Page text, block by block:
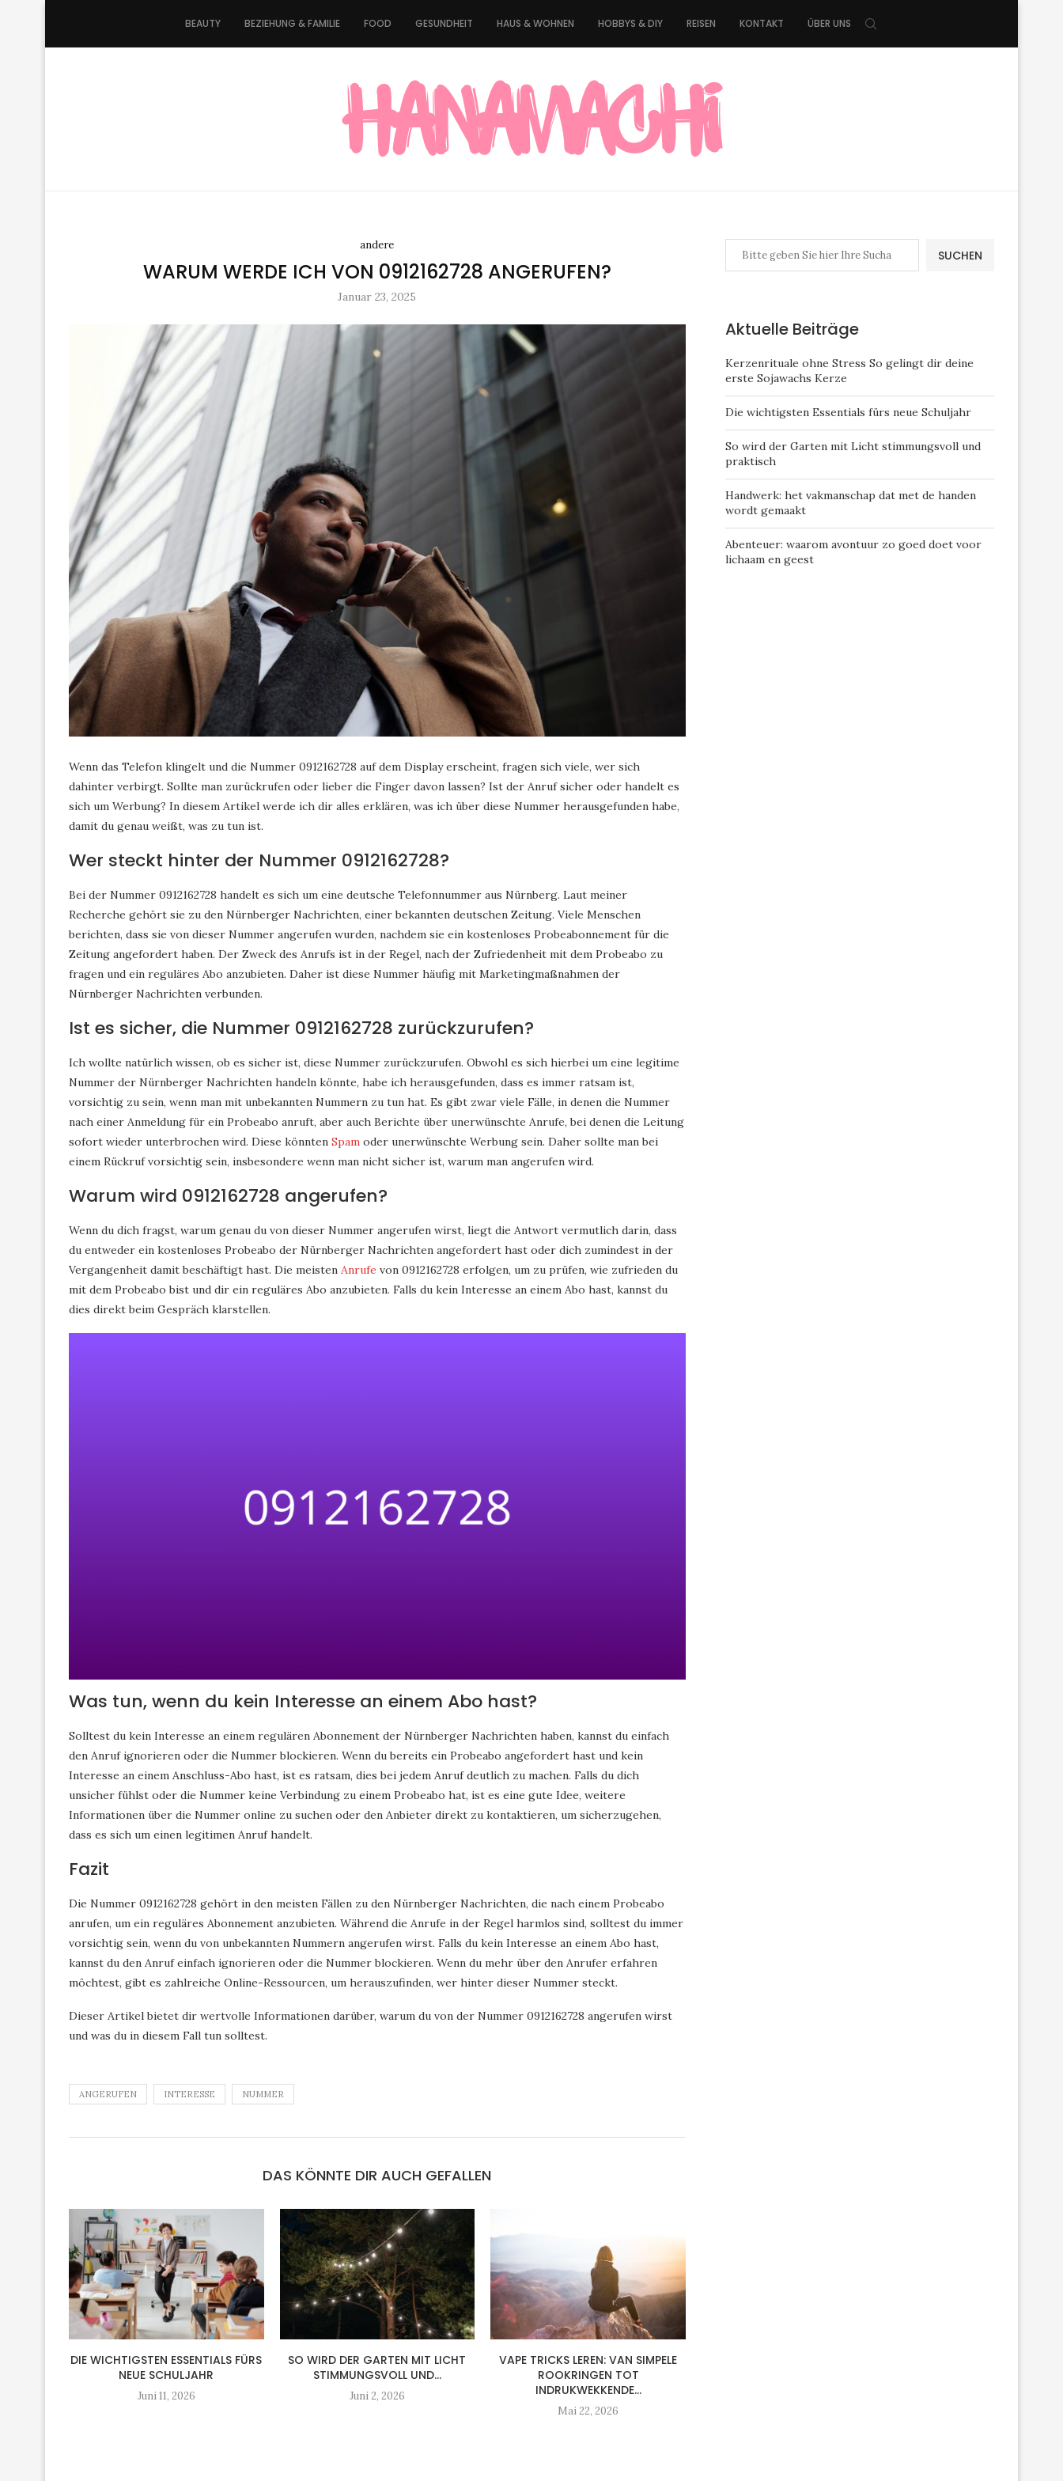
BEAUTY BEZIEHUNG & FAMILIE FOOD GESUNDHEIT HAUS & WOHNEN HOBBYS & DIY REISEN KONTAKT ÜBER UNS
andere
WARUM WERDE ICH VON 0912162728 ANGERUFEN?
Januar 23, 2025
Wenn das Telefon klingelt und die Nummer 0912162728 auf dem Display erscheint, fragen sich viele, wer sich
dahinter verbirgt. Sollte man zurückrufen oder lieber die Finger davon lassen? Ist der Anruf sicher oder handelt es
sich um Werbung? In diesem Artikel werde ich dir alles erklären, was ich über diese Nummer herausgefunden habe,
damit du genau weißt, was zu tun ist.
Wer steckt hinter der Nummer 0912162728?
Bei der Nummer 0912162728 handelt es sich um eine deutsche Telefonnummer aus Nürnberg. Laut meiner
Recherche gehört sie zu den Nürnberger Nachrichten, einer bekannten deutschen Zeitung. Viele Menschen
berichten, dass sie von dieser Nummer angerufen wurden, nachdem sie ein kostenloses Probeabonnement für die
Zeitung angefordert haben. Der Zweck des Anrufs ist in der Regel, nach der Zufriedenheit mit dem Probeabo zu
fragen und ein reguläres Abo anzubieten. Daher ist diese Nummer häufig mit Marketingmaßnahmen der
Nürnberger Nachrichten verbunden.
Ist es sicher, die Nummer 0912162728 zurückzurufen?
Ich wollte natürlich wissen, ob es sicher ist, diese Nummer zurückzurufen. Obwohl es sich hierbei um eine legitime
Nummer der Nürnberger Nachrichten handeln könnte, habe ich herausgefunden, dass es immer ratsam ist,
vorsichtig zu sein, wenn man mit unbekannten Nummern zu tun hat. Es gibt zwar viele Fälle, in denen die Nummer
nach einer Anmeldung für ein Probeabo anruft, aber auch Berichte über unerwünschte Anrufe, bei denen die Leitung
sofort wieder unterbrochen wird. Diese könnten Spam oder unerwünschte Werbung sein. Daher sollte man bei
einem Rückruf vorsichtig sein, insbesondere wenn man nicht sicher ist, warum man angerufen wird.
Warum wird 0912162728 angerufen?
Wenn du dich fragst, warum genau du von dieser Nummer angerufen wirst, liegt die Antwort vermutlich darin, dass
du entweder ein kostenloses Probeabo der Nürnberger Nachrichten angefordert hast oder dich zumindest in der
Vergangenheit damit beschäftigt hast. Die meisten Anrufe von 0912162728 erfolgen, um zu prüfen, wie zufrieden du
mit dem Probeabo bist und dir ein reguläres Abo anzubieten. Falls du kein Interesse an einem Abo hast, kannst du
dies direkt beim Gespräch klarstellen.
Was tun, wenn du kein Interesse an einem Abo hast?
Solltest du kein Interesse an einem regulären Abonnement der Nürnberger Nachrichten haben, kannst du einfach
den Anruf ignorieren oder die Nummer blockieren. Wenn du bereits ein Probeabo angefordert hast und kein
Interesse an einem Anschluss-Abo hast, ist es ratsam, dies bei jedem Anruf deutlich zu machen. Falls du dich
unsicher fühlst oder die Nummer keine Verbindung zu einem Probeabo hat, ist es eine gute Idee, weitere
Informationen über die Nummer online zu suchen oder den Anbieter direkt zu kontaktieren, um sicherzugehen,
dass es sich um einen legitimen Anruf handelt.
Fazit
Die Nummer 0912162728 gehört in den meisten Fällen zu den Nürnberger Nachrichten, die nach einem Probeabo
anrufen, um ein reguläres Abonnement anzubieten. Während die Anrufe in der Regel harmlos sind, solltest du immer
vorsichtig sein, wenn du von unbekannten Nummern angerufen wirst. Falls du kein Interesse an einem Abo hast,
kannst du den Anruf einfach ignorieren oder die Nummer blockieren. Wenn du mehr über den Anrufer erfahren
möchtest, gibt es zahlreiche Online-Ressourcen, um herauszufinden, wer hinter dieser Nummer steckt.
Dieser Artikel bietet dir wertvolle Informationen darüber, warum du von der Nummer 0912162728 angerufen wirst
und was du in diesem Fall tun solltest.
ANGERUFEN INTERESSE NUMMER
DAS KÖNNTE DIR AUCH GEFALLEN
DIE WICHTIGSTEN ESSENTIALS FÜRS
NEUE SCHULJAHR
Juni 11, 2026
SO WIRD DER GARTEN MIT LICHT
STIMMUNGSVOLL UND...
Juni 2, 2026
VAPE TRICKS LEREN: VAN SIMPELE
ROOKRINGEN TOT
INDRUKWEKKENDE...
Mai 22, 2026
SUCHEN
Aktuelle Beiträge
Kerzenrituale ohne Stress So gelingt dir deine
erste Sojawachs Kerze
Die wichtigsten Essentials fürs neue Schuljahr
So wird der Garten mit Licht stimmungsvoll und
praktisch
Handwerk: het vakmanschap dat met de handen
wordt gemaakt
Abenteuer: waarom avontuur zo goed doet voor
lichaam en geest